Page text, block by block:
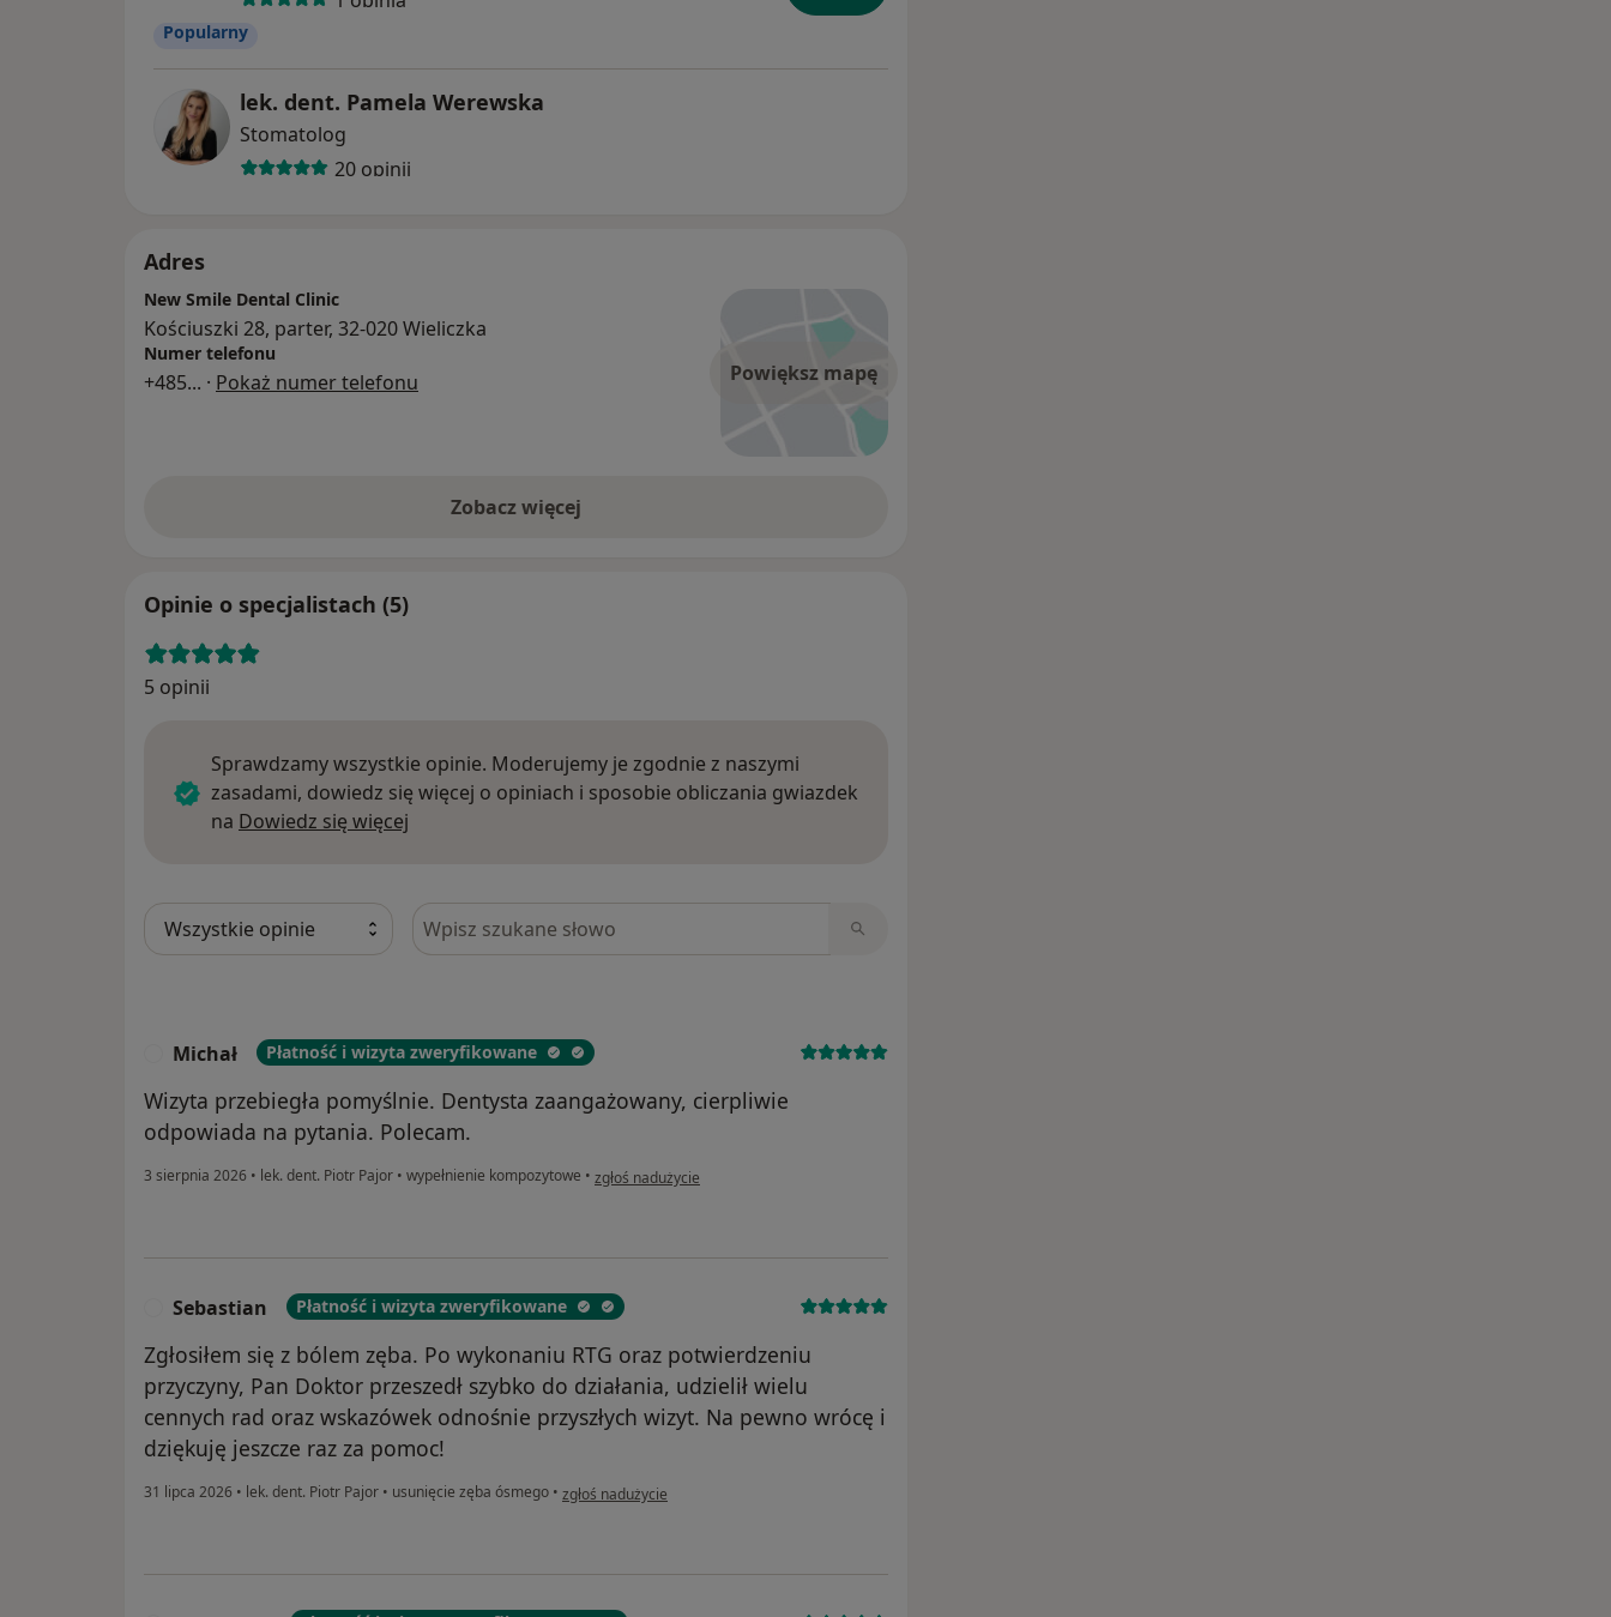
Popularny
lek. dent. Pamela Werewska
Stomatolog
20 opinii
Adres
Powiększ mapę
New Smile Dental Clinic
Kościuszki 28, parter, 32-020 Wieliczka
Numer telefonu
+485... · Pokaż numer telefonu
Zobacz więcej
Opinie o specjalistach (5)
5 opinii
Sprawdzamy wszystkie opinie. Moderujemy je zgodnie z naszymi
zasadami, dowiedz się więcej o opiniach i sposobie obliczania gwiazdek
na Dowiedz się więcej
Szukaj w opiniach
Michał Płatność i wizyta zweryfikowane
Wizyta przebiegła pomyślnie. Dentysta zaangażowany, cierpliwie
odpowiada na pytania. Polecam.
3 sierpnia 2026 • lek. dent. Piotr Pajor • wypełnienie kompozytowe • w opinii użytkownika Michał
zgłoś nadużycie
Sebastian Płatność i wizyta zweryfikowane
Zgłosiłem się z bólem zęba. Po wykonaniu RTG oraz potwierdzeniu
przyczyny, Pan Doktor przeszedł szybko do działania, udzielił wielu
cennych rad oraz wskazówek odnośnie przyszłych wizyt. Na pewno wrócę i
dziękuję jeszcze raz za pomoc!
31 lipca 2026 • lek. dent. Piotr Pajor • usunięcie zęba ósmego • w opinii użytkownika Sebastian
zgłoś nadużycie